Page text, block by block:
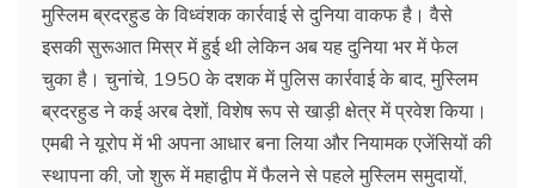
मुस्लिम ब्रदरहुड के विध्वंशक कार्रवाई से दुनिया वाकफ है। वैसे
इसकी सुरूआत मिस्र में हुई थी लेकिन अब यह दुनिया भर में फेल
चुका है। चुनांचे, 1950 के दशक में पुलिस कार्रवाई के बाद, मुस्लिम
ब्रदरहुड ने कई अरब देशों, विशेष रूप से खाड़ी क्षेत्र में प्रवेश किया।
एमबी ने यूरोप में भी अपना आधार बना लिया और नियामक एजेंसियों की
स्थापना की, जो शुरू में महाद्वीप में फैलने से पहले मुस्लिम समुदायों,